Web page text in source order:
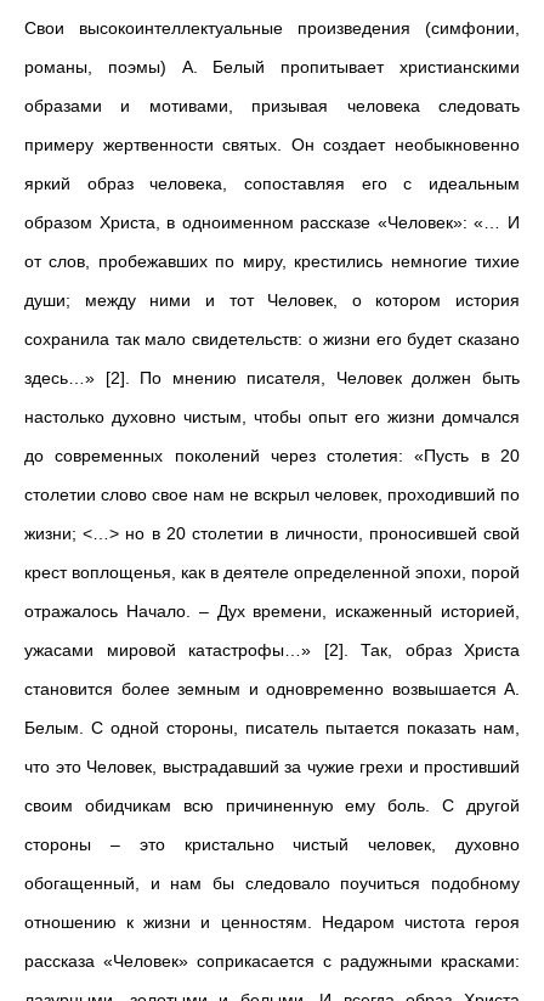
Свои высокоинтеллектуальные произведения (симфонии,
романы, поэмы) А. Белый пропитывает христианскими
образами и мотивами, призывая человека следовать
примеру жертвенности святых. Он создает необыкновенно
яркий образ человека, сопоставляя его с идеальным
образом Христа, в одноименном рассказе «Человек»: «… И
от слов, пробежавших по миру, крестились немногие тихие
души; между ними и тот Человек, о котором история
сохранила так мало свидетельств: о жизни его будет сказано
здесь…» [2]. По мнению писателя, Человек должен быть
настолько духовно чистым, чтобы опыт его жизни домчался
до современных поколений через столетия: «Пусть в 20
столетии слово свое нам не вскрыл человек, проходивший по
жизни; <…> но в 20 столетии в личности, проносившей свой
крест воплощенья, как в деятеле определенной эпохи, порой
отражалось Начало. – Дух времени, искаженный историей,
ужасами мировой катастрофы…» [2]. Так, образ Христа
становится более земным и одновременно возвышается А.
Белым. С одной стороны, писатель пытается показать нам,
что это Человек, выстрадавший за чужие грехи и простивший
своим обидчикам всю причиненную ему боль. С другой
стороны – это кристально чистый человек, духовно
обогащенный, и нам бы следовало поучиться подобному
отношению к жизни и ценностям. Недаром чистота героя
рассказа «Человек» соприкасается с радужными красками: